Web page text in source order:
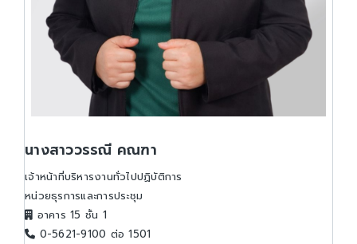
นางสาววรรณี คณฑา
เจ้าหน้าที่บริหารงานทั่วไปปฏิบัติการ
หน่วยธุรการและการประชุม
อาคาร 15 ชั้น 1
0-5621-9100 ต่อ 1501